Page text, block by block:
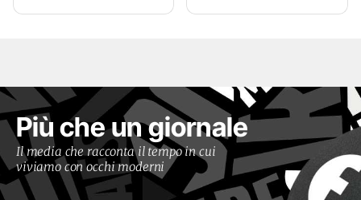
Più che un giornale
Il media che racconta il tempo in cui
viviamo con occhi moderni